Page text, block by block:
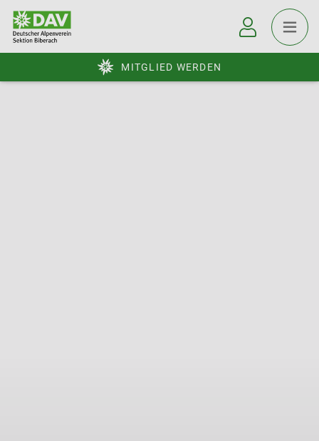
MITGLIED WERDEN